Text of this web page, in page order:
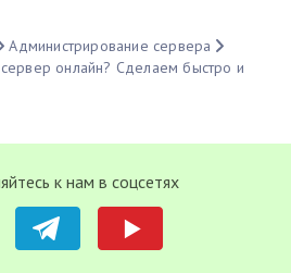
Администрирование сервера
онлайн? Сделаем быстро и
к нам в соцсетях